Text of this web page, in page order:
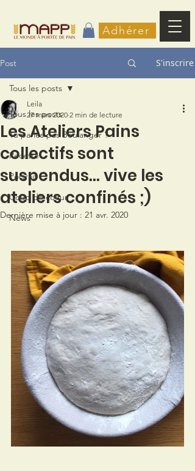
Adhérer
Post S'inscrire
Tous les posts
Tu parles pas Boulanger ?
Recette
Portrait
Coup de coeur
News
Tous les posts
Les Ateliers Pains
collectifs sont
suspendus... vive les
ateliers confinés ;)
Leila
27 mars 2020 2 min de lecture
Dernière mise à jour : 21 avr. 2020